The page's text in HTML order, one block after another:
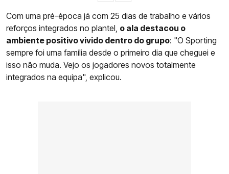
Com uma pré-época já com 25 dias de trabalho e vários
reforços integrados no plantel, o ala destacou o
ambiente positivo vivido dentro do grupo: "O Sporting
sempre foi uma família desde o primeiro dia que cheguei e
isso não muda. Vejo os jogadores novos totalmente
integrados na equipa", explicou.